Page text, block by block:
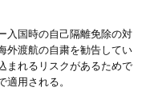
入国時の自己隔離免除の対
外渡航の自粛を勧告してい
まれるリスクがあるためで
用される。